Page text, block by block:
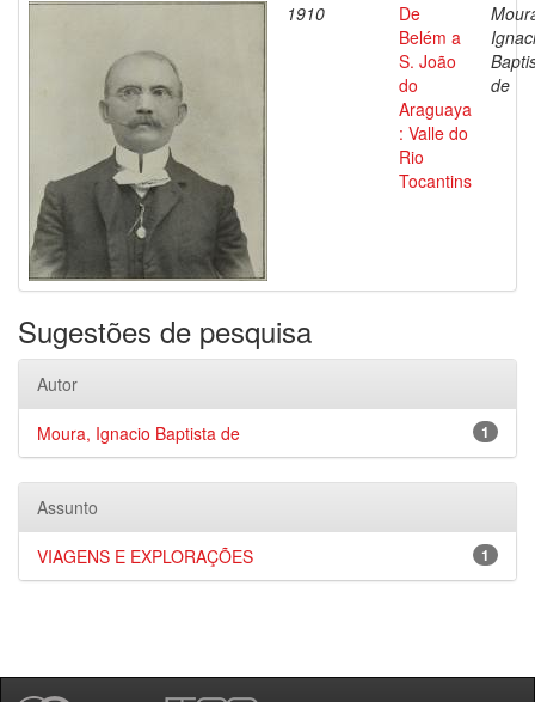
1910
De
Belém a
S. João
do
Araguaya
: Valle do
Rio
Tocantins
de
Sugestões de pesquisa
Autor
1
Moura, Ignacio Baptista de
Assunto
1
VIAGENS E EXPLORAÇÕES